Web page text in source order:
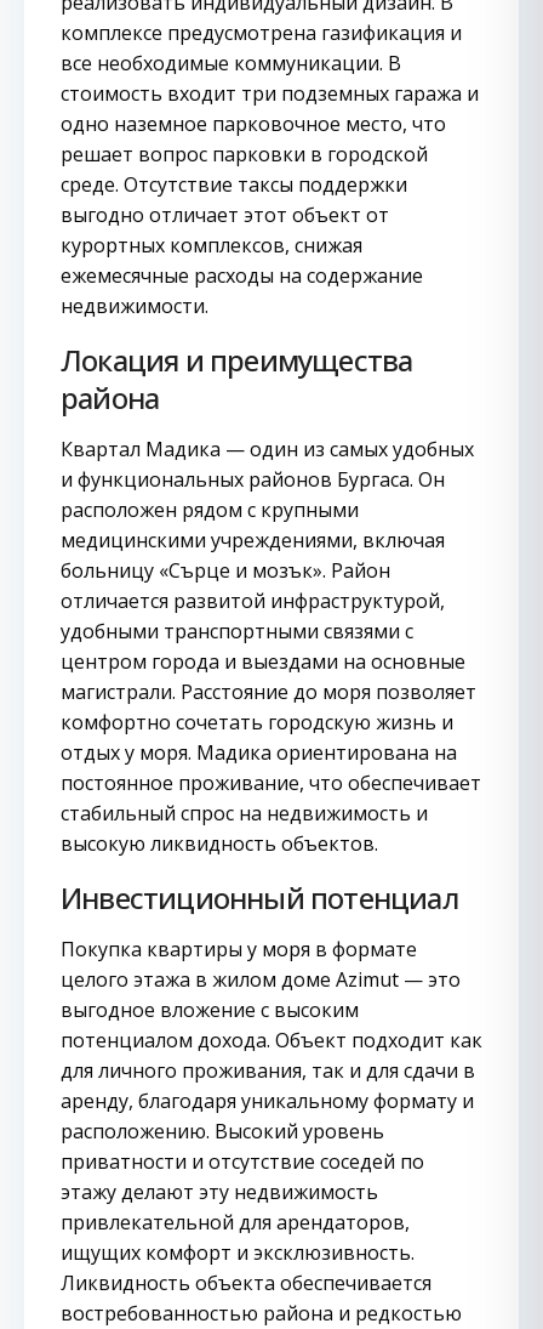
комплексе предусмотрена газификация и
все необходимые коммуникации. В
стоимость входит три подземных гаража и
одно наземное парковочное место, что
решает вопрос парковки в городской
среде. Отсутствие таксы поддержки
выгодно отличает этот объект от
курортных комплексов, снижая
ежемесячные расходы на содержание
недвижимости.
Локация и преимущества
района
Квартал Мадика — один из самых удобных
и функциональных районов Бургаса. Он
расположен рядом с крупными
медицинскими учреждениями, включая
больницу «Сърце и мозък». Район
отличается развитой инфраструктурой,
удобными транспортными связями с
центром города и выездами на основные
магистрали. Расстояние до моря позволяет
комфортно сочетать городскую жизнь и
отдых у моря. Мадика ориентирована на
постоянное проживание, что обеспечивает
стабильный спрос на недвижимость и
высокую ликвидность объектов.
Инвестиционный потенциал
Покупка квартиры у моря в формате
целого этажа в жилом доме Azimut — это
выгодное вложение с высоким
потенциалом дохода. Объект подходит как
для личного проживания, так и для сдачи в
аренду, благодаря уникальному формату и
расположению. Высокий уровень
приватности и отсутствие соседей по
этажу делают эту недвижимость
привлекательной для арендаторов,
ищущих комфорт и эксклюзивность.
Ликвидность объекта обеспечивается
востребованностью района и редкостью